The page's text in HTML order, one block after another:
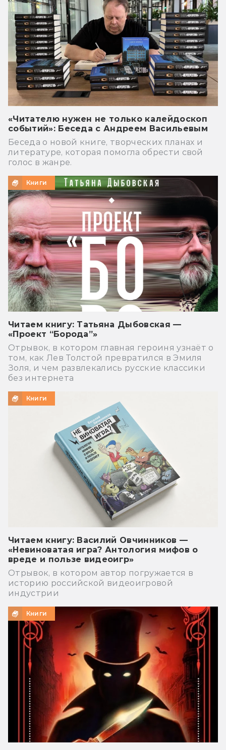
«Читателю нужен не только калейдоскоп
событий»: Беседа с Андреем Васильевым
Беседа о новой книге, творческих планах и
литературе, которая помогла обрести свой
голос в жанре.
Книги
Читаем книгу: Татьяна Дыбовская —
«Проект “Борода”»
Отрывок, в котором главная героиня узнаёт о
том, как Лев Толстой превратился в Эмиля
Золя, и чем развлекались русские классики
без интернета
Книги
Читаем книгу: Василий Овчинников —
«Невиноватая игра? Антология мифов о
вреде и пользе видеоигр»
Отрывок, в котором автор погружается в
историю российской видеоигровой
индустрии
Книги